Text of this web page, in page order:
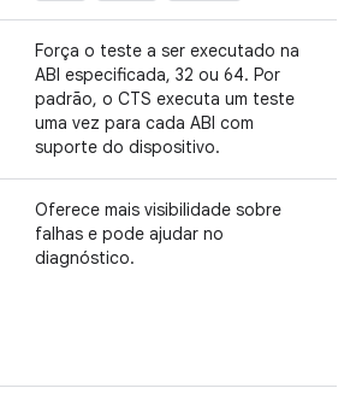
Força o teste a ser executado na
ABI especificada, 32 ou 64. Por
padrão, o CTS executa um teste
uma vez para cada ABI com
suporte do dispositivo.
Oferece mais visibilidade sobre
falhas e pode ajudar no
diagnóstico.